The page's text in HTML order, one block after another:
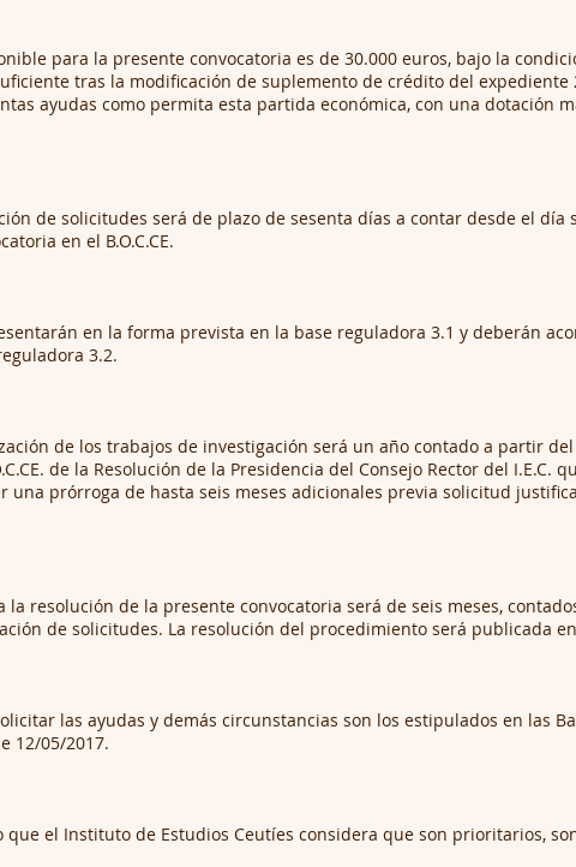
para la presente convocatoria es de 30.000 euros, bajo la
tras la modificación de suplemento de crédito del expediente
ayudas como permita esta partida económica, con una dotación
de solicitudes será de plazo de sesenta días a contar desde el
en el B.O.C.CE.
en la forma prevista en la base reguladora 3.1 y deberán
3.2.
de los trabajos de investigación será un año contado a partir
de la Resolución de la Presidencia del Consejo Rector del I.E.C.
una prórroga de hasta seis meses adicionales previa solicitud
la resolución de la presente convocatoria será de seis meses,
de solicitudes. La resolución del procedimiento será publicada en
las ayudas y demás circunstancias son los estipulados en las
12/05/2017.
que el Instituto de Estudios Ceutíes considera que son prioritarios,